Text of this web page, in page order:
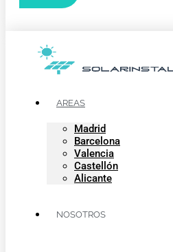
AREAS
Madrid
Barcelona
Valencia
Castellón
Alicante
NOSOTROS